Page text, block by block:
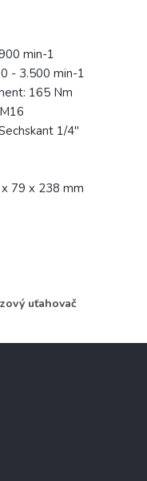
min-1
- 3.500 min-1
165 Nm
1/4"
79 x 238 mm
uťahovač